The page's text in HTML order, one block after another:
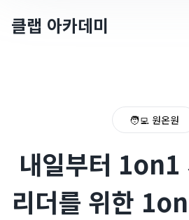
클랩 아카데미
🧑‍💻 원온원
내일부터 1on1
리더를 위한